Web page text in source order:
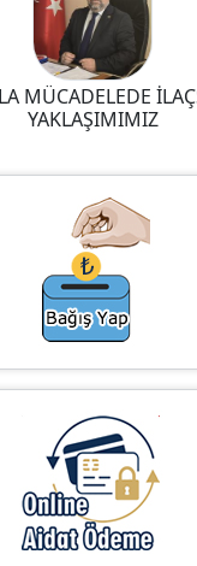
MÜCADELEDE
YAKLAŞIMIMIZ